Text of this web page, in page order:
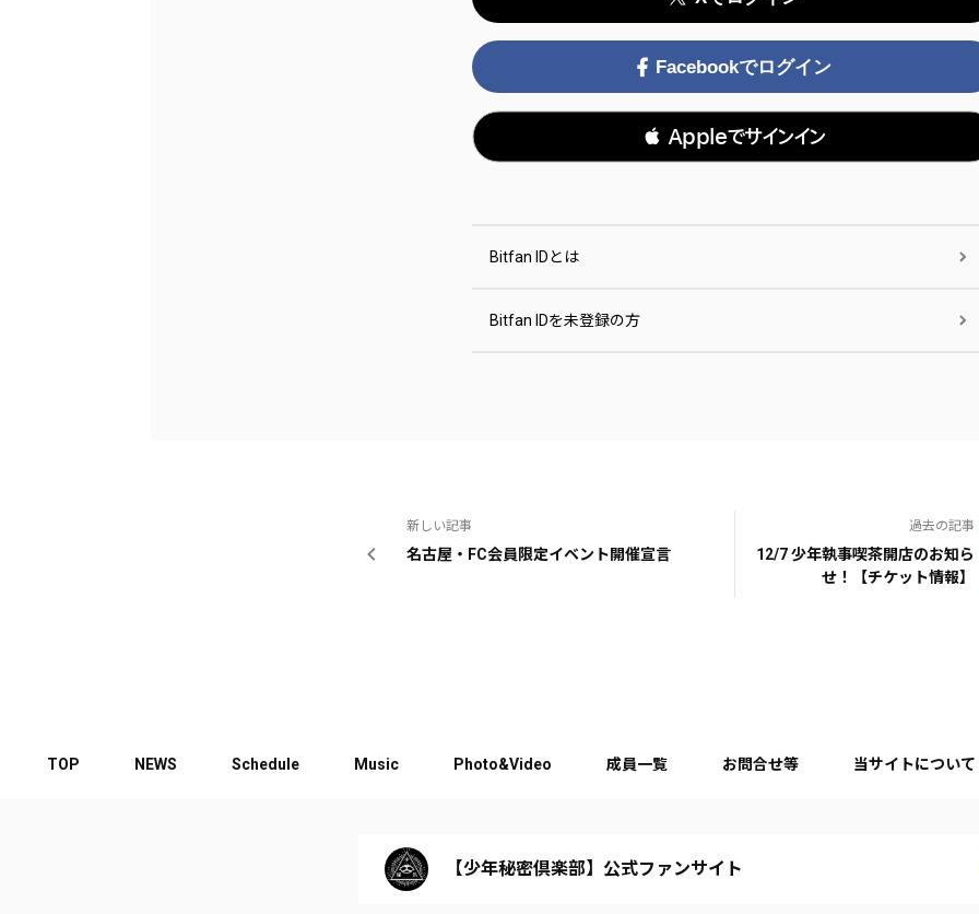
Facebookでログイン
 Appleでサインイン
Bitfan IDとは
Bitfan IDを未登録の方
新しい記事
名古屋・FC会員限定イベント開催宣言
過去の記事
12/7 少年執事喫茶開店のお知ら
せ！【チケット情報】
TOP NEWS Schedule Music Photo&Video 成員一覧 お問合せ等 当サイトについて
【少年秘密倶楽部】公式ファンサイト